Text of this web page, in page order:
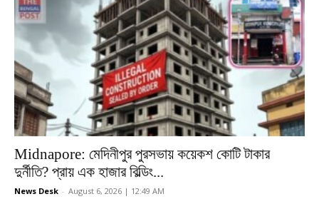
Midnapore: মেদিনীপুর পুরসভায় কয়েকশ কোটি টাকার
দুর্নীতি? প্রায় এক হাজার বিল্ডিং...
News Desk - August 6, 2026 | 12:49 AM